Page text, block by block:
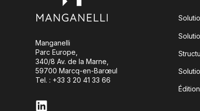
Manganelli
Parc Europe,
340/8 Av. de la Marne,
59700 Marcq-en-Barœul
Tel. : +33 3 20 41 33 66